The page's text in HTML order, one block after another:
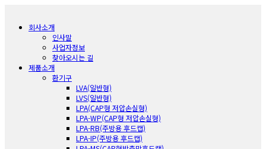
회사소개
인사말
사업자정보
찾아오시는 길
제품소개
환기구
LVA(일반형)
LVS(일반형)
LPA(CAP형 저압손실형)
LPA-WP(CAP형 저압손실형)
LPA-RB(주방용 후드캡)
LPA-IP(주방용 후드캡)